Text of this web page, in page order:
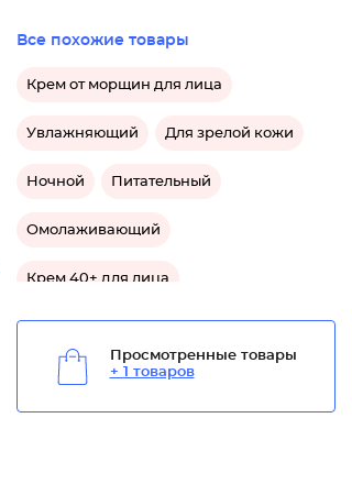
Все похожие товары
Крем от морщин для лица
Увлажняющий Для зрелой кожи
Ночной Питательный
Омолаживающий
Крем 40+ для лица
Средство увлажняющее для лица
Просмотренные товары
+ 1 товаров